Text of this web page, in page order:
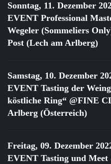
Sonntag, 11. Dezember
EVENT Professional
Wegeler (Sommeliers
Post (Lech am Arlberg)
Samstag, 10. Dezember
EVENT Tasting der
köstliche Ring“ @FINE
Arlberg (Österreich)
Freitag, 09. Dezember
EVENT Tasting und